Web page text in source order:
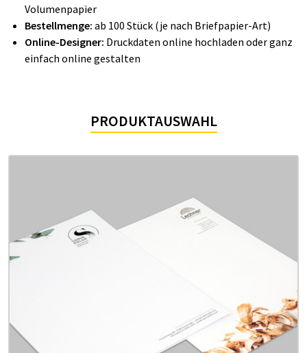
Volumenpapier
Bestellmenge: ab 100 Stück (je nach Briefpapier-Art)
Online-Designer: Druckdaten online hochladen oder ganz
einfach online gestalten
PRODUKTAUSWAHL